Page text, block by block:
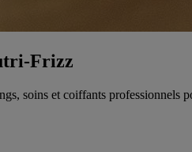
Frizz
soins et coiffants professionnels